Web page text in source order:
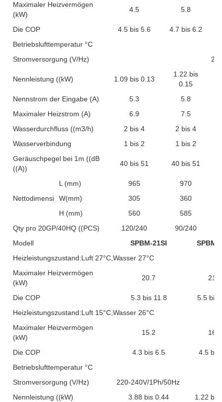
Maximaler Heizvermögen
(kW)
4.5 5.8
Die COP 4.5 bis 5.6
4.7 bis 6.2
Betriebslufttemperatur °C
Stromversorgung (V/Hz)
Nennleistung ((kW) 1.09 bis 0.13
1.22 bis
0.15
Nennstrom der Eingabe (A)
5.3
5.8
Maximaler Heizstrom (A)
6.9
7.5
Wasserdurchfluss ((m3/h)
2 bis 4
2 bis 4
Wasserverbindung
1 bis 2
1 bis 2
Geräuschpegel bei 1m ((dB
((A))
40 bis 51 40 bis 51
Nettodimension
L (mm) 965
970
W(mm)
305
360
H (mm)
560
585
Qty pro 20GP/40HQ ((PCS)
120/240
90/240
Modell
SPBM-21SI
SPBM-
Heizleistungszustand:Luft 27°C,Wasser 27°C
Maximaler Heizvermögen
(kW)
20.7 21.2
Die COP 5.3 bis 11.8
5.5 bis
Heizleistungszustand:Luft 15°C,Wasser 26°C
Maximaler Heizvermögen
(kW)
15.2 16.1
Die COP 4.3 bis 6.5
4.5 bis
Betriebslufttemperatur °C
Stromversorgung (V/Hz)
220-240V/1Ph/50Hz
Nennleistung ((kW)
3.88 bis 0.44
1.22 bis